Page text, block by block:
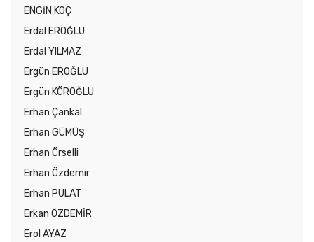
ENGİN KOÇ
Erdal EROĞLU
Erdal YILMAZ
Ergün EROĞLU
Ergün KÖROĞLU
Erhan Çankal
Erhan GÜMÜŞ
Erhan Örselli
Erhan Özdemir
Erhan PULAT
Erkan ÖZDEMİR
Erol AYAZ